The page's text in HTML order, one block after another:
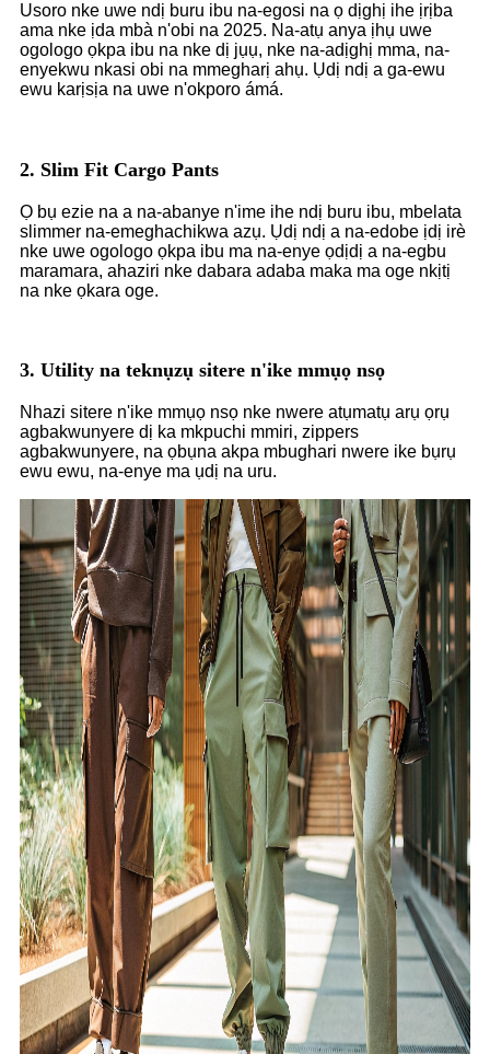
Usoro nke uwe ndị buru ibu na-egosi na ọ dịghị ihe ịrịba
ama nke ịda mbà n'obi na 2025. Na-atụ anya ịhụ uwe
ogologo ọkpa ibu na nke dị jụụ, nke na-adịghị mma, na-
enyekwu nkasi obi na mmegharị ahụ. Ụdị ndị a ga-ewu
ewu karịsịa na uwe n'okporo ámá.
2. Slim Fit Cargo Pants
Ọ bụ ezie na a na-abanye n'ime ihe ndị buru ibu, mbelata
slimmer na-emeghachikwa azụ. Ụdị ndị a na-edobe ịdị irè
nke uwe ogologo ọkpa ibu ma na-enye ọdịdị a na-egbu
maramara, ahaziri nke dabara adaba maka ma oge nkịtị
na nke ọkara oge.
3. Utility na teknụzụ sitere n'ike mmụọ nsọ
Nhazi sitere n'ike mmụọ nsọ nke nwere atụmatụ arụ ọrụ
agbakwunyere dị ka mkpuchi mmiri, zippers
agbakwunyere, na ọbụna akpa mbughari nwere ike bụrụ
ewu ewu, na-enye ma ụdị na uru.